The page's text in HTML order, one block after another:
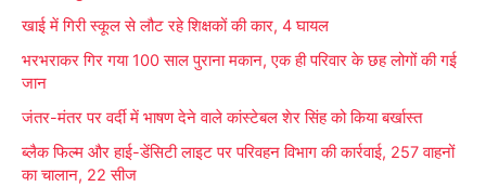
खाई में गिरी स्कूल से लौट रहे शिक्षकों की कार, 4 घायल
भरभराकर गिर गया 100 साल पुराना मकान, एक ही परिवार के छह लोगों की गई
जान
जंतर-मंतर पर वर्दी में भाषण देने वाले कांस्टेबल शेर सिंह को किया बर्खास्त
ब्लैक फिल्म और हाई-डेंसिटी लाइट पर परिवहन विभाग की कार्रवाई, 257 वाहनों
का चालान, 22 सीज